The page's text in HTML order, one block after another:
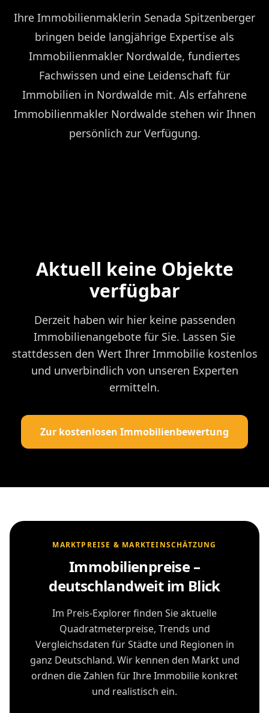
Ihre Immobilienmaklerin Senada Spitzenberger
bringen beide langjährige Expertise als
Immobilienmakler Nordwalde, fundiertes
Fachwissen und eine Leidenschaft für
Immobilien in Nordwalde mit. Als erfahrene
Immobilienmakler Nordwalde stehen wir Ihnen
persönlich zur Verfügung.
Aktuell keine Objekte
verfügbar
Derzeit haben wir hier keine passenden
Immobilienangebote für Sie. Lassen Sie
stattdessen den Wert Ihrer Immobilie kostenlos
und unverbindlich von unseren Experten
ermitteln.
Zur kostenlosen Immobilienbewertung
MARKTPREISE & MARKTEINSCHÄTZUNG
Immobilienpreise –
deutschlandweit im Blick
Im Preis-Explorer finden Sie aktuelle
Quadratmeterpreise, Trends und
Vergleichsdaten für Städte und Regionen in
ganz Deutschland. Wir kennen den Markt und
ordnen die Zahlen für Ihre Immobilie konkret
und realistisch ein.